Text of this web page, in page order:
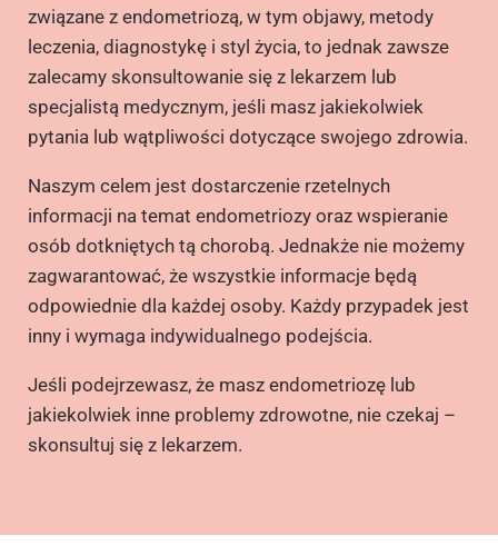
związane z endometriozą, w tym objawy, metody
leczenia, diagnostykę i styl życia, to jednak zawsze
zalecamy skonsultowanie się z lekarzem lub
specjalistą medycznym, jeśli masz jakiekolwiek
pytania lub wątpliwości dotyczące swojego zdrowia.
Naszym celem jest dostarczenie rzetelnych
informacji na temat endometriozy oraz wspieranie
osób dotkniętych tą chorobą. Jednakże nie możemy
zagwarantować, że wszystkie informacje będą
odpowiednie dla każdej osoby. Każdy przypadek jest
inny i wymaga indywidualnego podejścia.
Jeśli podejrzewasz, że masz endometriozę lub
jakiekolwiek inne problemy zdrowotne, nie czekaj –
skonsultuj się z lekarzem.